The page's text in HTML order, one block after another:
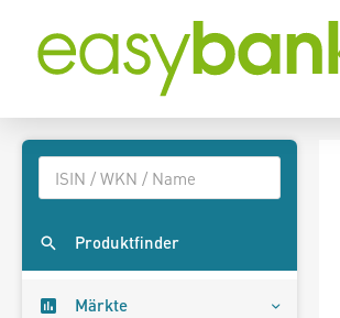
Produktfinder
Märkte